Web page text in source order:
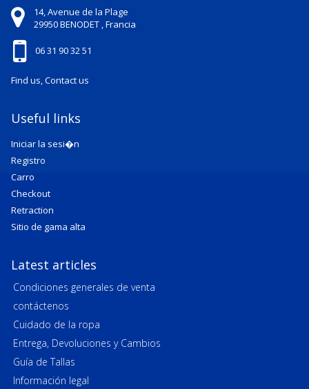
14, Avenue de la Plage
29950BENODET ,Francia
06 31 90 32 51
Find us, Contact us
Useful links
Iniciar la sesi�n
Registro
Carro
Checkout
Retraction
Sitio de gama alta
Latest articles
Condiciones generales de venta
contáctenos
Cuidado de la ropa
Entrega, Devoluciones y Cambios
Guía de Tallas
Información legal